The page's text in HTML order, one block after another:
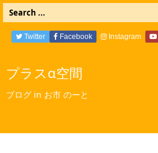
プラスα空間
ブログ in お市 のーと
Twitter Facebook Instagram